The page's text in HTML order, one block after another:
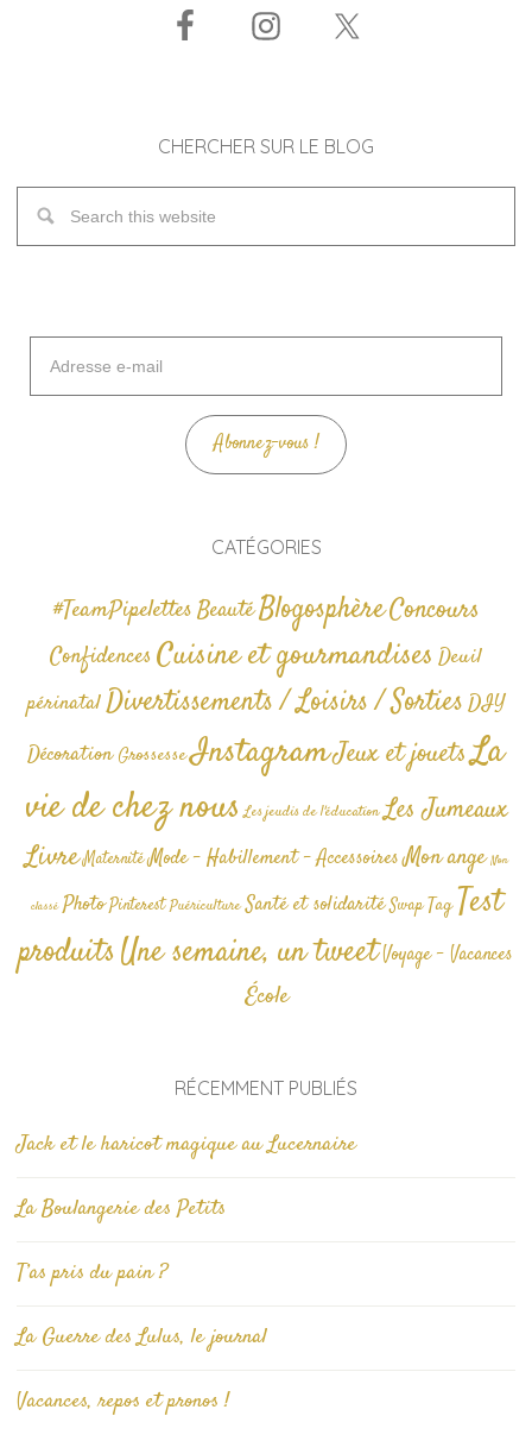
CHERCHER SUR LE BLOG
mail
Abonnez-vous !
CATÉGORIES
#TeamPipelettesBeautéBlogosphèreConcours
Confidences Cuisine et gourmandises Deuil
périnatalDivertissements / Loisirs / SortiesDIY
Décoration GrossesseInstagramJeux et jouetsLa
vie de chez nous Les jeudis de l'éducation Les Jumeaux
Livre Maternité Mode - Habillement - AccessoiresMon ange Non
classé Photo Pinterest Puériculture Santé et solidarité Swap TagTest
produitsUne semaine, un tweetVoyage - Vacances
École
RÉCEMMENT PUBLIÉS
Jack et le haricot magique au Lucernaire
La Boulangerie des Petits
T’as pris du pain ?
La Guerre des Lulus, le journal
Vacances, repos et pronos !